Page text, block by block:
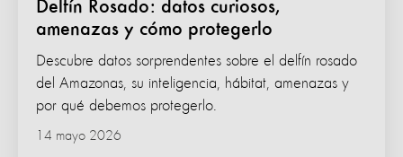
Delfín Rosado: datos curiosos,
amenazas y cómo protegerlo
Descubre datos sorprendentes sobre el delfín rosado
del Amazonas, su inteligencia, hábitat, amenazas y
por qué debemos protegerlo.
14 mayo 2026